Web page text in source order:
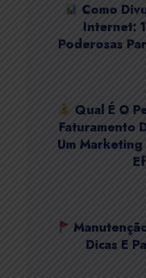
Como
Internet:
Poderosas
Qual É O
Faturamento
Um
Dicas E